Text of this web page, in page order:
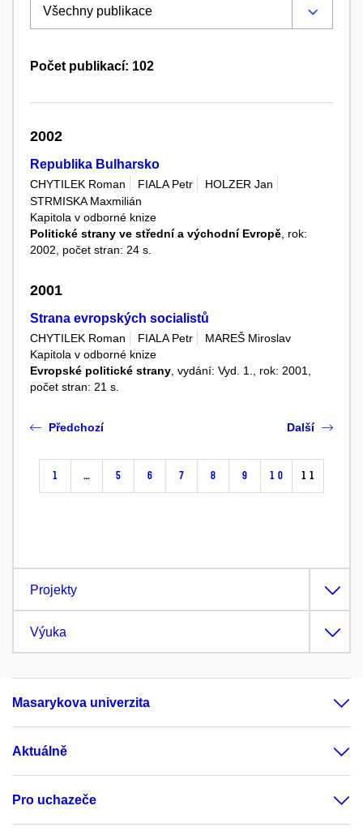
Počet publikací: 102
2002
Republika Bulharsko
CHYTILEK Roman FIALA Petr
HOLZER Jan
STRMISKA Maxmilián
Kapitola v odborné knize
Politické strany ve střední a východní Evropě , rok:
2002, počet stran: 24 s.
2001
Strana evropských socialistů
CHYTILEK Roman FIALA Petr
MAREŠ Miroslav
Kapitola v odborné knize
Evropské politické strany , vydání: Vyd. 1., rok: 2001,
počet stran: 21 s.
Předchozí
1 … 5 6 7 8 9 10 11
Další
Projekty
Výuka
Masarykova univerzita
Aktuálně
Pro uchazeče